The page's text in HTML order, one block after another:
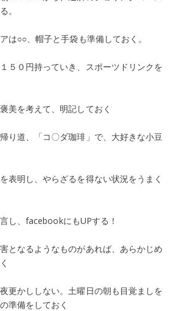
。
○○、帽子と手袋も準備しておく。
０円持っていき、スポーツドリンクを
美を考えて、明記しておく
道、「コ〇ダ珈琲」で、大好きな小豆
表明し、やらざるを得ない状況をうまく
、facebookにもUPする！
となるようなものがあれば、あらかじめ
かししない。土曜日の朝も目覚ましを
準備をしておく